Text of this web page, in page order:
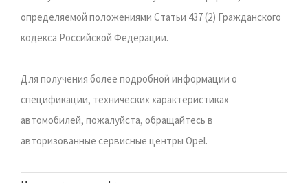
определяемой положениями Статьи 437 (2) Гражданского
кодекса Российской Федерации.
Для получения более подробной информации о
спецификации, технических характеристиках
автомобилей, пожалуйста, обращайтесь в
авторизованные сервисные центры Opel.